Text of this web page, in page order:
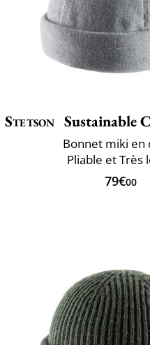
Stetson Sustainable
Bonnet miki en
Pliable et Très
79€00